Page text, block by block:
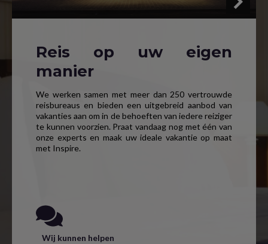
Reis op uw eigen
manier
We werken samen met meer dan 250 vertrouwde
reisbureaus en bieden een uitgebreid aanbod van
vakanties aan om in de behoeften van iedere reiziger
te kunnen voorzien. Praat vandaag nog met één van
onze experts en maak uw ideale vakantie op maat
met Inspire.
Wij kunnen helpen